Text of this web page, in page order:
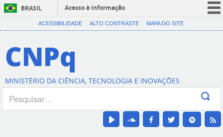
BRASIL
Acesso à informação
CORONAVÍRUS (COVID-19)
Canais
ACESSIBILIDADE ALTO CONTRASTE MAPA DO SITE
CNPq
MINISTÉRIO DA CIÊNCIA, TECNOLOGIA E INOVAÇÕES